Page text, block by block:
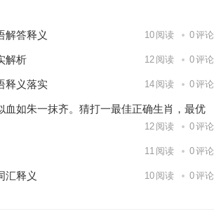
解答释义 10 阅读 0评论
解析 12 阅读 0评论
释义落实 14 阅读 0评论
如朱一抹齐。猜打一最佳正确生肖，最优
12 阅读 0评论
11 阅读 0评论
汇释义 10 阅读 0评论